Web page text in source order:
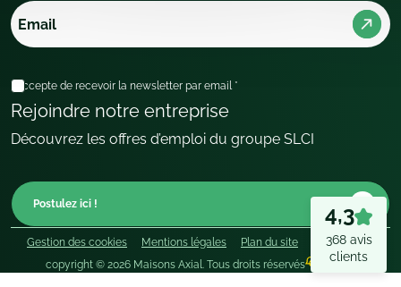
(Nécessaire)
titre
(Nécessaire)
J’accepte de recevoir la newsletter par email *
Rejoindre notre entreprise
Découvrez les offres d’emploi du groupe SLCI
Postulez ici !
Gestion des cookies Mentions légales Plan du site
Groupe SLCI
copyright © 2026 Maisons Axial. Tous droits réservés
JETPULP
4,3
368 avis
clients